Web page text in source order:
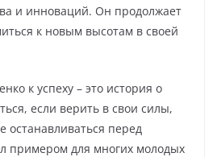
и инноваций. Он продолжает
к новым высотам в своей
к успеху – это история о
если верить в свои силы,
останавливаться перед
примером для многих молодых